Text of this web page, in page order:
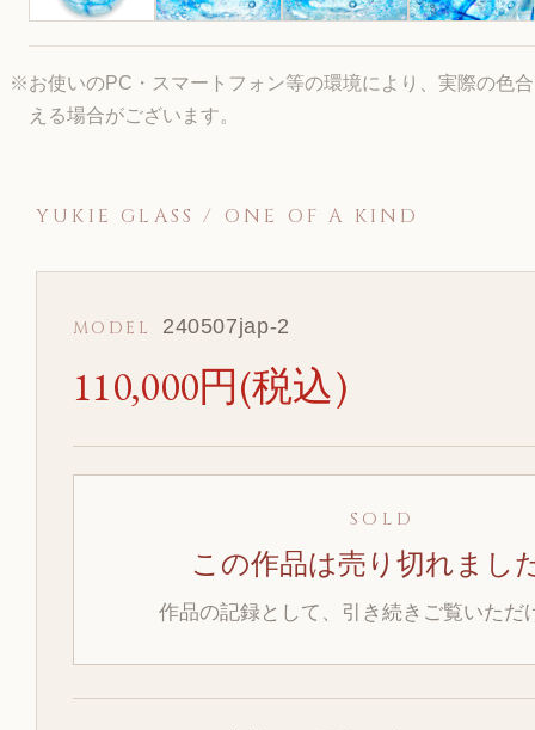
※お使いのPC・スマートフォン等の環境により、実際の色
える場合がございます。
YUKIE GLASS / ONE OF A KIND
MODEL 240507jap-2
110,000円(税込)
SOLD
この作品は売り切れまし
作品の記録として、引き続きご覧いただ